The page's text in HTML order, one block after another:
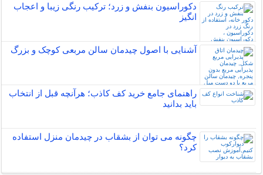
دکوراسیون بنفش و زرد؛ ترکیب رنگی زیبا و اعجاب
انگیز
آشنایی با اصول چیدمان سالن مربعی کوچک و بزرگ
راهنمای جامع خرید کف کاذب؛ هرآنچه قبل از انتخاب
باید بدانید
چگونه می توان از بشقاب در چیدمان منزل استفاده
کرد؟